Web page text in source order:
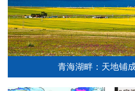
青海湖畔：天地铺